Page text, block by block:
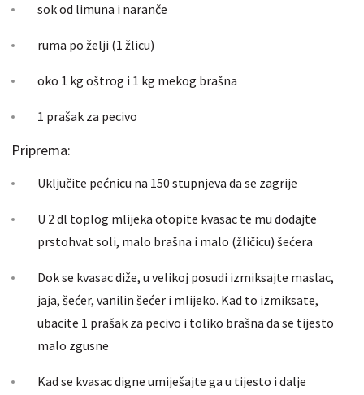
sok od limuna i naranče
ruma po želji (1 žlicu)
oko 1 kg oštrog i 1 kg mekog brašna
1 prašak za pecivo
Priprema:
Uključite pećnicu na 150 stupnjeva da se zagrije
U 2 dl toplog mlijeka otopite kvasac te mu dodajte
prstohvat soli, malo brašna i malo (žličicu) šećera
Dok se kvasac diže, u velikoj posudi izmiksajte maslac,
jaja, šećer, vanilin šećer i mlijeko. Kad to izmiksate,
ubacite 1 prašak za pecivo i toliko brašna da se tijesto
malo zgusne
Kad se kvasac digne umiješajte ga u tijesto i dalje